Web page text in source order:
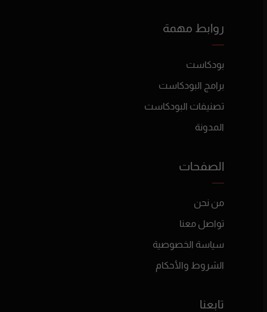
روابط مهمة
بودكاست
برامج البودكاست
تصنيفات البودكاست
المدونة
الصفحات
من نحن
تواصل معنا
سياسة الخصوصية
الشروط والأحكام
تابعنا